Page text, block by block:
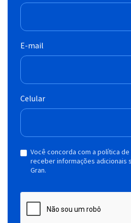
E-mail
Celular
Você concorda com a política
receber informações adicionais
Gran.